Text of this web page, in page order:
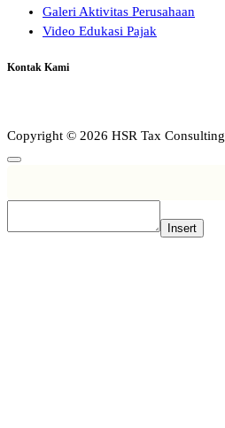
Galeri Aktivitas Perusahaan
Video Edukasi Pajak
Kontak Kami
Copyright © 2026 HSR Tax Consulting
Insert